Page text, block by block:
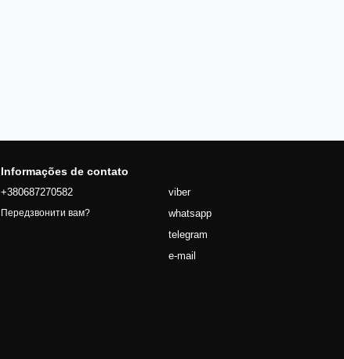
Informações de contato
+380687270582
Передзвонити вам?
viber
whatsapp
telegram
e-mail